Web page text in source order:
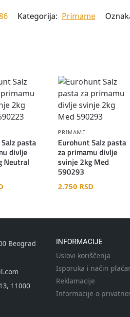
Kategorija: Primame
pasta
divlje
Neutral
PRIMAME
Eurohunt Salz pasta
za primamu divlje
svinje 2kg Med
590293
2.750 RSD
Beograd
11000
INFORMACIJE
Uslovi koriščenja
Isporuka i način
Reklamacije
Informacije o